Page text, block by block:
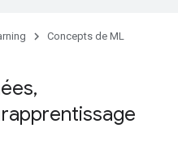
Concepts de ML
,